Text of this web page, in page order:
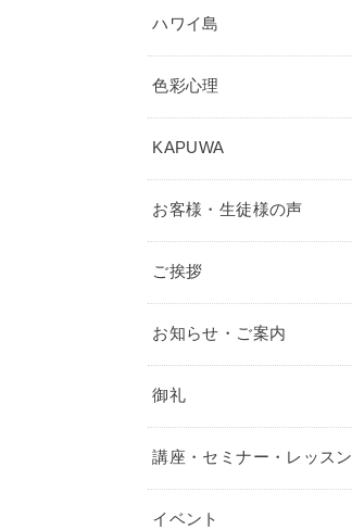
ハワイ島
色彩心理
KAPUWA
お客様・生徒様の声
ご挨拶
お知らせ・ご案内
御礼
講座・セミナー・レッスン
イベント